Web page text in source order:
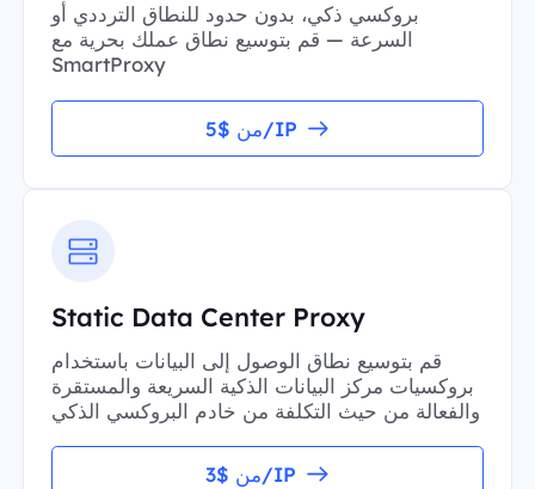
بروكسي ذكي، بدون حدود للنطاق الترددي أو
السرعة — قم بتوسيع نطاق عملك بحرية مع
SmartProxy
من $5/IP
Static Data Center Proxy
قم بتوسيع نطاق الوصول إلى البيانات باستخدام
بروكسيات مركز البيانات الذكية السريعة والمستقرة
والفعالة من حيث التكلفة من خادم البروكسي الذكي
من $3/IP